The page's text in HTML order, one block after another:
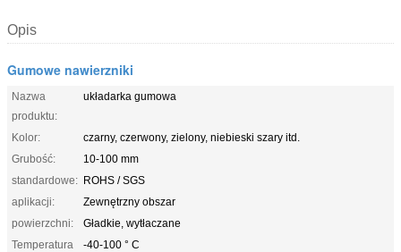
Opis
Gumowe nawierzniki
Nazwa
produktu:
układarka gumowa
Kolor:
czarny, czerwony, zielony, niebieski szary itd.
Grubość:
10-100 mm
standardowe: ROHS / SGS
aplikacji:
Zewnętrzny obszar
powierzchni:
Gładkie, wytłaczane
Temperatura
-40-100 ° C